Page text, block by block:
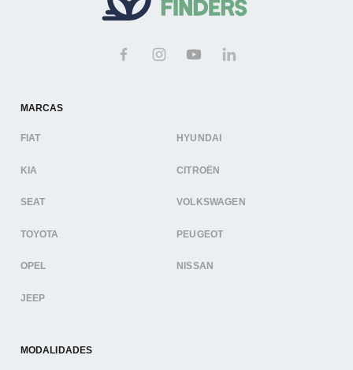
MARCAS
FIAT HYUNDAI
KIA CITROËN
SEAT VOLKSWAGEN
TOYOTA PEUGEOT
OPEL NISSAN
JEEP
MODALIDADES